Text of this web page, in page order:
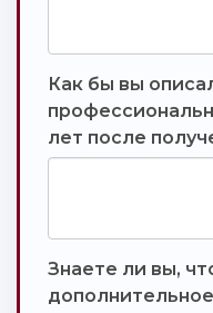
Как бы вы
лет после
Знаете ли вы,